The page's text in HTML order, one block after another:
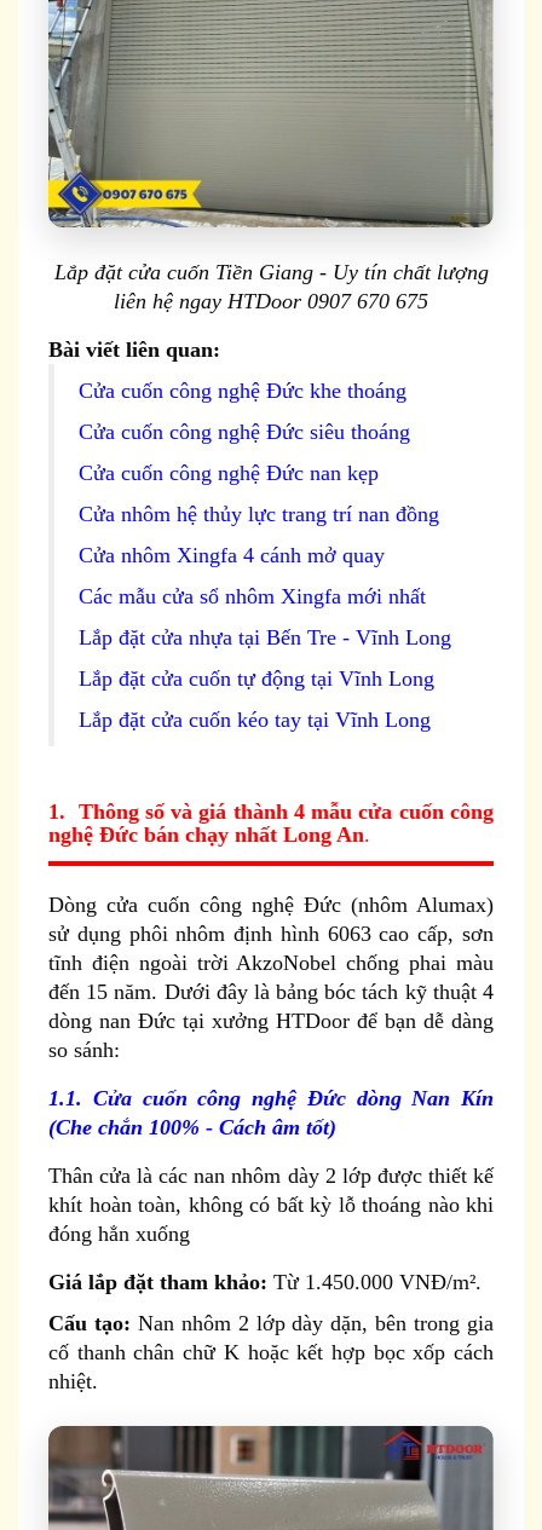
Lắp đặt cửa cuốn Tiền Giang - Uy tín chất lượng
liên hệ ngay HTDoor 0907 670 675
Bài viết liên quan:
Cửa cuốn công nghệ Đức khe thoáng
Cửa cuốn công nghệ Đức siêu thoáng
Cửa cuốn công nghệ Đức nan kẹp
Cửa nhôm hệ thủy lực trang trí nan đồng
Cửa nhôm Xingfa 4 cánh mở quay
Các mẫu cửa sổ nhôm Xingfa mới nhất
Lắp đặt cửa nhựa tại Bến Tre - Vĩnh Long
Lắp đặt cửa cuốn tự động tại Vĩnh Long
Lắp đặt cửa cuốn kéo tay tại Vĩnh Long
1. Thông số và giá thành 4 mẫu cửa cuốn công
nghệ Đức bán chạy nhất Long An.
Dòng cửa cuốn công nghệ Đức (nhôm Alumax)
sử dụng phôi nhôm định hình 6063 cao cấp, sơn
tĩnh điện ngoài trời AkzoNobel chống phai màu
đến 15 năm. Dưới đây là bảng bóc tách kỹ thuật 4
dòng nan Đức tại xưởng HTDoor để bạn dễ dàng
so sánh:
1.1. Cửa cuốn công nghệ Đức dòng Nan Kín
(Che chắn 100% - Cách âm tốt)
Thân cửa là các nan nhôm dày 2 lớp được thiết kế
khít hoàn toàn, không có bất kỳ lỗ thoáng nào khi
đóng hẳn xuống
Giá lắp đặt tham khảo: Từ 1.450.000 VNĐ/m².
Cấu tạo: Nan nhôm 2 lớp dày dặn, bên trong gia
cố thanh chân chữ K hoặc kết hợp bọc xốp cách
nhiệt.